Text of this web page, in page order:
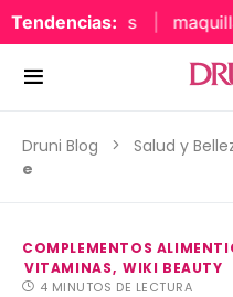
Tendencias:
Druni Blog Salud y
e
COMPLEMENTOS
VITAMINAS
WIKI BEAUTY
4 MINUTOS DE LECTURA